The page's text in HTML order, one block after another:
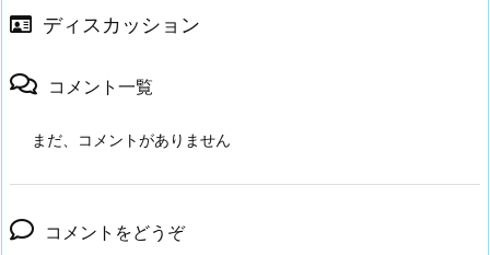
ディスカッション
コメント一覧
まだ、コメントがありません
コメントをどうぞ